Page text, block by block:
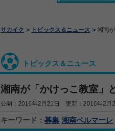
サカイク トピックス＆ニュース 湘南
トピックス＆ニュース
湘南が「かけっこ教室」
公開：2016年2月21日 更新：2016年2月
キーワード： 募集 湘南ベルマーレ